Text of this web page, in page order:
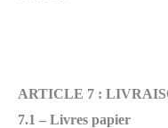
ARTICLE 7 :
7.1 – Livres papier